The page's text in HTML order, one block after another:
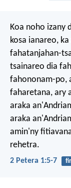
Koa noho izany
kosa ianareo,
fahatanjahan-
tsainareo dia
fahononam-po,
faharetana, ary
araka
araka
amin'ny
rehetra.
2 Petera 1:5-7